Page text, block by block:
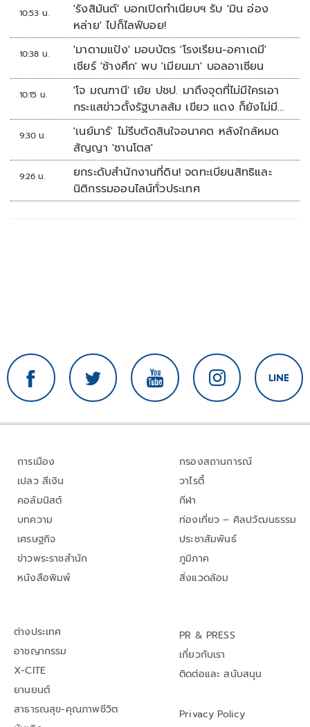
10:53 น.
'รังสิมันต์' บอกเปิดทำเนียบฯ รับ 'มิน อ่อง
หล่าย' ไปก็ไลฟ์บอย!
10:38 น.
'มาดามแป้ง' มอบบัตร 'โรงเรียน-อคาเดมี'
เชียร์ 'ช้างศึก' พบ 'เมียนมา' บอลอาเซียน
10:15 น.
'โจ มณฑานี' เย้ย ปชป. มาถึงจุดที่ไม่มีใครเอา
กระแสข่าวตั้งรัฐบาลส้ม เขียว แดง ก็ยังไม่มีฟ้า
เลย
9:30 น.
'เนย์มาร์' ไม่รีบตัดสินใจอนาคต หลังใกล้หมด
สัญญา 'ซานโตส'
9:26 น.
ยกระดับสำนักงานที่ดิน! จดทะเบียนสิทธิและ
นิติกรรมออนไลน์ทั่วประเทศ
การเมือง
เปลว สีเงิน
คอลัมนิสต์
บทความ
เศรษฐกิจ
ข่าวพระราชสำนัก
หนังสือพิมพ์
กรองสถานการณ์
วาไรตี้
กีฬา
ท่องเที่ยว – ศิลปวัฒนธรรม
ประชาสัมพันธ์
ภูมิภาค
สิ่งแวดล้อม
ต่างประเทศ
อาชญากรรม
X-CITE
ยานยนต์
สาธารณสุข-คุณภาพชีวิต
PR & PRESS
เกี่ยวกับเรา
ติดต่อและ สนับสนุน
Privacy Policy